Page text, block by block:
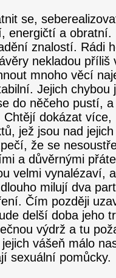
se,
energičtí a
znalostí. Rádi
nekladou příliš
mnoho věcí
Jejich chybou
do něčeho pustí,
dokázat více,
jež jsou nad
že se
a důvěrnými
velmi vynalézaví,
milují dva
Čím později
delší doba jeho
výdrž a tu
vášeň málo
sexuální pomůcky.